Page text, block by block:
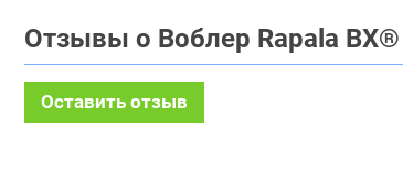
Отзывы о Воблер Rapala
Оставить отзыв